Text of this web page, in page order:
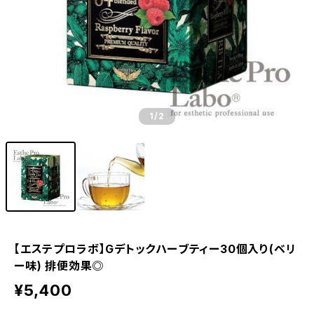
1 /2
【エステプロラボ】Gデトックハーブティー30個入り(ベリ
ー味) 排便効果◎
¥5,400